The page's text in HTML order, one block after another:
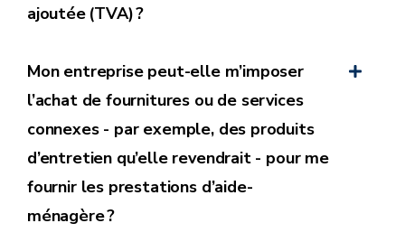
Les frais supplémentaires
payés au moyen de titres-services
En cas d’accord, la relation contractuelle avec
En cas de désaccord, la relation contractuelle avec
l’entreprise prend fin.
ajoutée (TVA) ?
Mon entreprise peut-elle m’imposer
l’achat de fournitures ou de services
connexes - par exemple, des produits
d’entretien qu’elle revendrait - pour me
fournir les prestations d’aide-
ménagère ?